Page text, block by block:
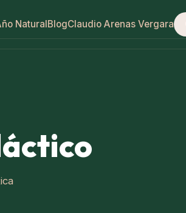
NaturalBlogClaudio Arenas Vergara